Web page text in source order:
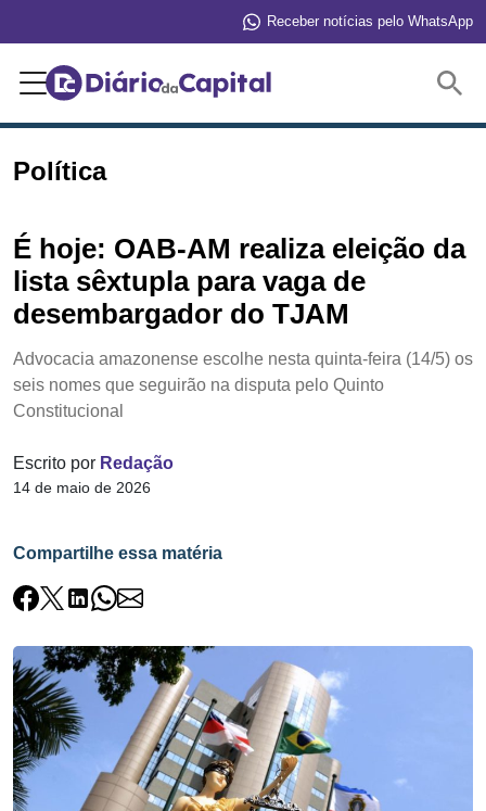
Receber notícias pelo WhatsApp
Política
É hoje: OAB-AM realiza eleição da
lista sêxtupla para vaga de
desembargador do TJAM
Advocacia amazonense escolhe nesta quinta-feira (14/5) os
seis nomes que seguirão na disputa pelo Quinto
Constitucional
Escrito por Redação
14 de maio de 2026
Compartilhe essa matéria